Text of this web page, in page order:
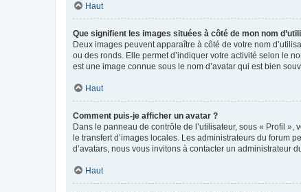
Haut
Que signifient les images situées à côté de mon nom
Deux images peuvent apparaître à côté de votre nom
ou des ronds. Elle permet d’indiquer votre activité selon le
est une image connue sous le nom d’avatar qui est bien
Haut
Comment puis-je afficher un avatar ?
Dans le panneau de contrôle de l’utilisateur, sous « Profil
le transfert d’images locales. Les administrateurs du forum
d’avatars, nous vous invitons à contacter un administrateur
Haut